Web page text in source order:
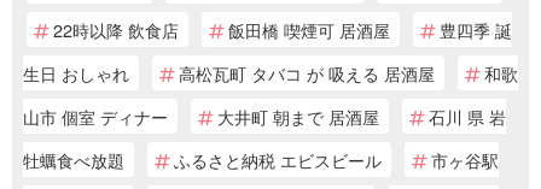
22時以降 飲食店
飯田橋 喫煙可 居酒屋
豊四季 誕
生日 おしゃれ
高松瓦町 タバコ が 吸える 居酒屋
和歌
山市 個室 ディナー
大井町 朝まで 居酒屋
石川 県 岩
牡蠣食べ放題
ふるさと納税 エビスビール
市ヶ谷駅